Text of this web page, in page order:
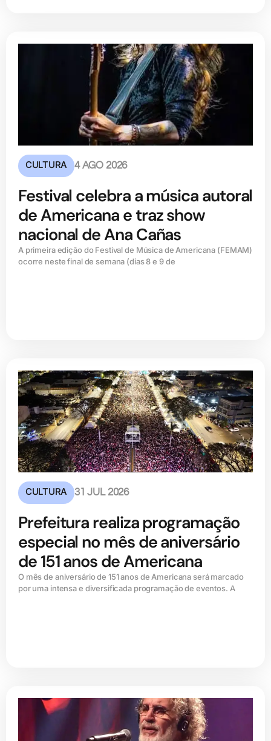
CULTURA 4 AGO 2026
Festival celebra a música autoral
de Americana e traz show
nacional de Ana Cañas
A primeira edição do Festival de Música de Americana (FEMAM)
ocorre neste final de semana (dias 8 e 9 de
CULTURA 31 JUL 2026
Prefeitura realiza programação
especial no mês de aniversário
de 151 anos de Americana
O mês de aniversário de 151 anos de Americana será marcado
por uma intensa e diversificada programação de eventos. A